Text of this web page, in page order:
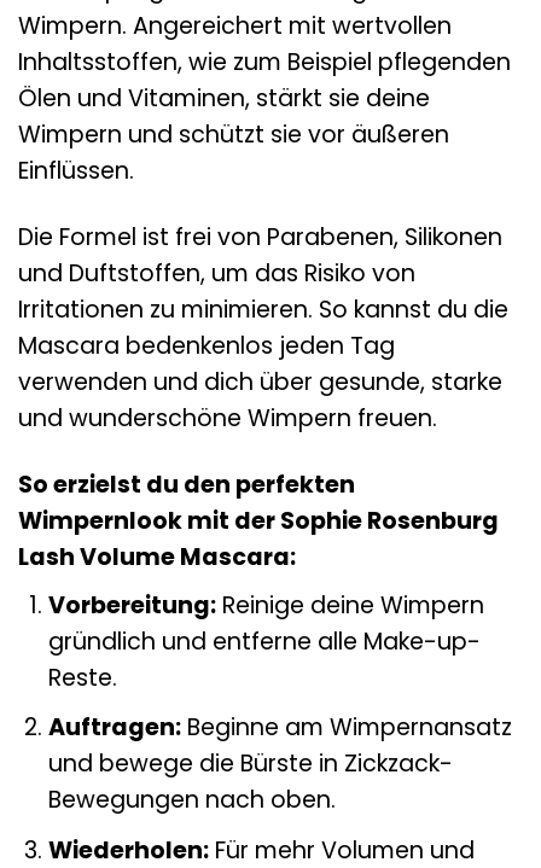
Wimpern. Angereichert mit wertvollen
Inhaltsstoffen, wie zum Beispiel pflegenden
Ölen und Vitaminen, stärkt sie deine
Wimpern und schützt sie vor äußeren
Einflüssen.
Die Formel ist frei von Parabenen, Silikonen
und Duftstoffen, um das Risiko von
Irritationen zu minimieren. So kannst du die
Mascara bedenkenlos jeden Tag
verwenden und dich über gesunde, starke
und wunderschöne Wimpern freuen.
So erzielst du den perfekten
Wimpernlook mit der Sophie Rosenburg
Lash Volume Mascara:
Vorbereitung:Reinige deine Wimpern
gründlich und entferne alle Make-up-
Reste.
Auftragen:Beginne am Wimpernansatz
und bewege die Bürste in Zickzack-
Bewegungen nach oben.
Wiederholen:Für mehr Volumen und